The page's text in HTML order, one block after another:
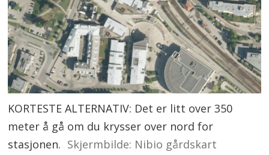
KORTESTE ALTERNATIV: Det er litt over 350
meter å gå om du krysser over nord for
stasjonen. Skjermbilde: Nibio gårdskart